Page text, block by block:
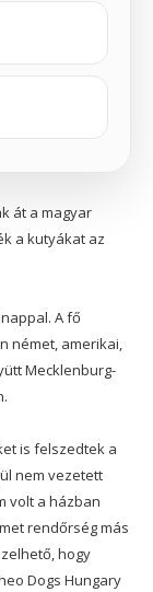
át a magyar
a kutyákat az
A fő
német, amerikai,
Mecklenburg-
is felszedtek a
nem vezetett
volt a házban
rendőrség más
hogy
Dogs Hungary